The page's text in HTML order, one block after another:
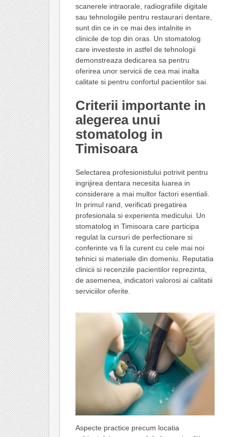
scanerele intraorale, radiografiile digitale
sau tehnologiile pentru restaurari dentare,
sunt din ce in ce mai des intalnite in
clinicile de top din oras. Un stomatolog
care investeste in astfel de tehnologii
demonstreaza dedicarea sa pentru
oferirea unor servicii de cea mai inalta
calitate si pentru confortul pacientilor sai.
Criterii importante in
alegerea unui
stomatolog in
Timisoara
Selectarea profesionistului potrivit pentru
ingrijirea dentara necesita luarea in
considerare a mai multor factori esentiali.
In primul rand, verificati pregatirea
profesionala si experienta medicului. Un
stomatolog in Timisoara care participa
regulat la cursuri de perfectionare si
conferinte va fi la curent cu cele mai noi
tehnici si materiale din domeniu. Reputatia
clinicii si recenziile pacientilor reprezinta,
de asemenea, indicatori valorosi ai calitatii
serviciilor oferite.
Aspecte practice precum locatia